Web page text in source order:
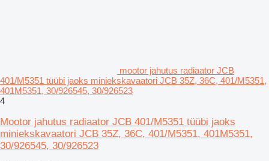
mootor jahutus radiaator JCB
401/M5351 tüübi jaoks miniekskavaatori JCB 35Z, 36C, 401/M5351,
401M5351, 30/926545, 30/926523
4
Mootor jahutus radiaator JCB 401/M5351 tüübi jaoks
miniekskavaatori JCB 35Z, 36C, 401/M5351, 401M5351,
30/926545, 30/926523